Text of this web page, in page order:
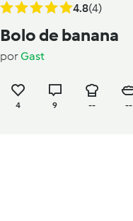
4.8(4)
Bolo de banana
porGast
4 9 -- --